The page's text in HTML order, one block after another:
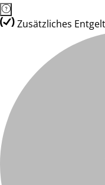
Zusätzliches